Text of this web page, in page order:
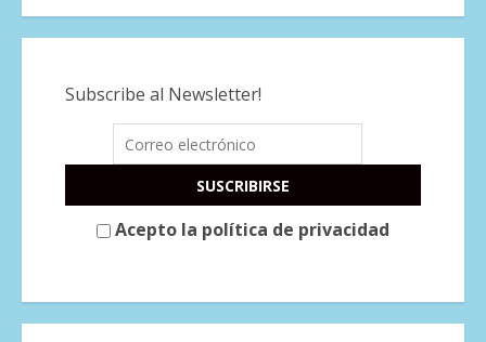
Subscribe al Newsletter!
Acepto la política de privacidad